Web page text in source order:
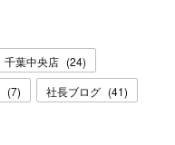
千葉中央店 (24)
(7) 社長ブログ (41)